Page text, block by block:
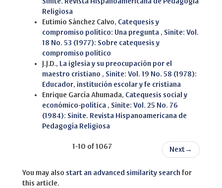
Religiosa
Eutimio Sánchez Calvo, Catequesis y
compromiso político: Una pregunta , Sinite: Vol.
18 No. 53 (1977): Sobre catequesis y
compromiso político
J.J.D., La iglesia y su preocupación por el
maestro cristiano , Sinite: Vol. 19 No. 58 (1978):
Educador, institución escolar y fe cristiana
Enrique García Ahumada, Catequesis social y
económico-política , Sinite: Vol. 25 No. 76
(1984): Sinite. Revista Hispanoamericana de
Pedagogía Religiosa
1-10 of 1067 Next →
You may also start an advanced similarity search for
this article.